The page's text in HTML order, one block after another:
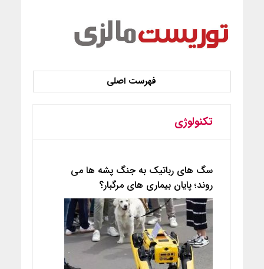
تکنولوژی
سگ های رباتیک به جنگ پشه ها می
روند؛ پایان بیماری های مرگبار؟